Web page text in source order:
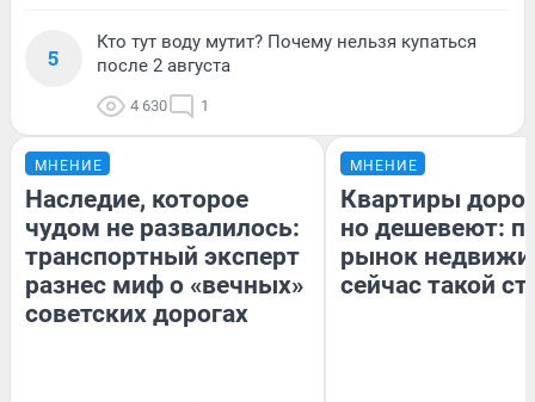
5
Кто тут воду мутит? Почему нельзя купаться
после 2 августа
4 630 1
МНЕНИЕ
Наследие, которое
чудом не развалилось:
транспортный эксперт
разнес миф о «вечных»
советских дорогах
МНЕНИЕ
Квартиры
но дешевеют:
рынок
сейчас такой